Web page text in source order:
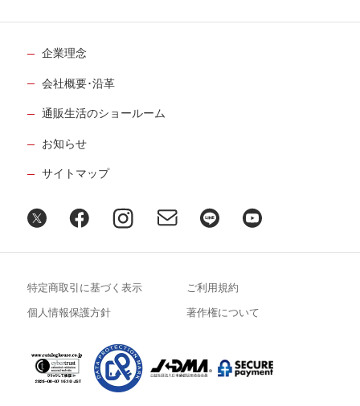
企業理念
会社概要･沿革
通販生活のショールーム
お知らせ
サイトマップ
特定商取引に基づく表示 ご利用規約
個人情報保護方針 著作権について